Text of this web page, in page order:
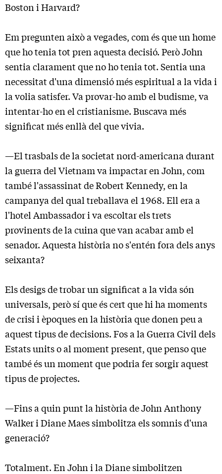
Boston i Harvard?
Em pregunten això a vegades, com és que un home
que ho tenia tot pren aquesta decisió. Però John
sentia clarament que no ho tenia tot. Sentia una
necessitat d'una dimensió més espiritual a la vida i
la volia satisfer. Va provar-ho amb el budisme, va
intentar-ho en el cristianisme. Buscava més
significat més enllà del que vivia.
—El trasbals de la societat nord-americana durant
la guerra del Vietnam va impactar en John, com
també l'assassinat de Robert Kennedy, en la
campanya del qual treballava el 1968. Ell era a
l'hotel Ambassador i va escoltar els trets
provinents de la cuina que van acabar amb el
senador. Aquesta història no s'entén fora dels anys
seixanta?
Els desigs de trobar un significat a la vida són
universals, però sí que és cert que hi ha moments
de crisi i èpoques en la història que donen peu a
aquest tipus de decisions. Fos a la Guerra Civil dels
Estats units o al moment present, que penso que
també és un moment que podria fer sorgir aquest
tipus de projectes.
—Fins a quin punt la història de John Anthony
Walker i Diane Maes simbolitza els somnis d'una
generació?
Totalment. En John i la Diane simbolitzen